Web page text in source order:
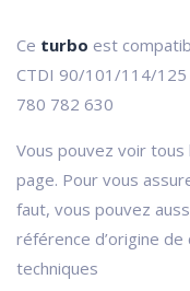
Ce turbo est
CTDI 90/101/114/125
780 782 630
Vous pouvez voir
page. Pour vous
faut, vous pouvez
référence d’origine de
techniques